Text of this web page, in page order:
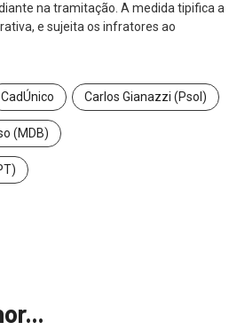
na tramitação. A medida tipifica a
e sujeita os infratores ao
CadÚnico Carlos Gianazzi (Psol)
(MDB)